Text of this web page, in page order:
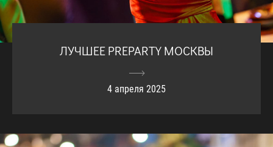
ЛУЧШЕЕ PREPARTY МОСКВЫ
4 апреля 2025